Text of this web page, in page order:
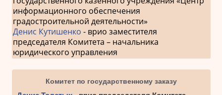
информационного обеспечения
градостроительной деятельности»
Денис Кутишенко - врио заместителя
председателя Комитета – начальника
юридического управления
Комитет по государственному заказу